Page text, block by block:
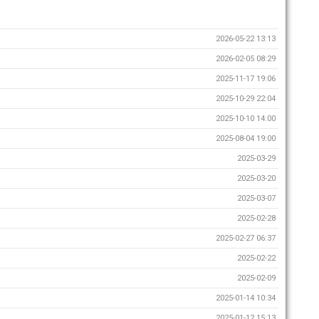
2026-05-22 13:13
2026-02-05 08:29
2025-11-17 19:06
2025-10-29 22:04
2025-10-10 14:00
2025-08-04 19:00
2025-03-29
2025-03-20
2025-03-07
2025-02-28
2025-02-27 06:37
2025-02-22
2025-02-09
2025-01-14 10:34